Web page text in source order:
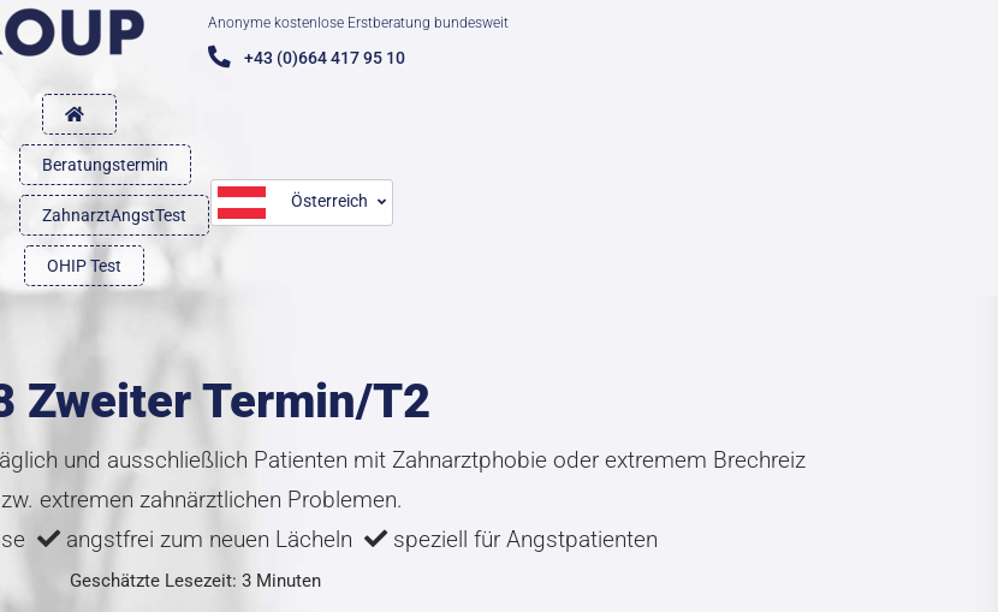
Anonyme kostenlose Erstberatung bundesweit
+43 (0)664 417 95 10
Beratungstermin
ZahnarztAngstTest
OHIP Test
Österreich
Zweiter Termin/T2
und ausschließlich Patienten mit Zahnarztphobie oder extremem Brechreiz
extremen zahnärztlichen Problemen.
angstfrei zum neuen Lächeln speziell für Angstpatienten
Geschätzte Lesezeit: 3 Minuten